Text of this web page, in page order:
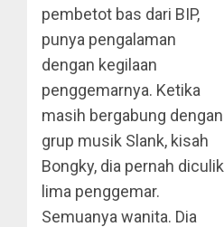
pembetot bas dari BIP,
punya pengalaman
dengan kegilaan
penggemarnya. Ketika
masih bergabung dengan
grup musik Slank, kisah
Bongky, dia pernah diculik
lima penggemar.
Semuanya wanita. Dia